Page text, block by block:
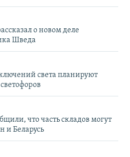
о новом деле
Шведа
света планируют
что часть складов могут
и Беларусь